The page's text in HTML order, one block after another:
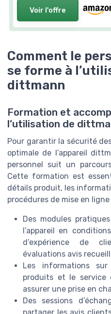
Voir l'offre
Comment le
se forme à
dittmann
Formation et
l’utilisation de
Pour garantir la sécurité
optimale de l’appareil
personnel suit un
Cette formation est
détails produit, les
procédures de mise en
Des modules
l’appareil en
d’expérience de
évaluations avis
Les informations
produits et le service
assurer une prise en
Des sessions